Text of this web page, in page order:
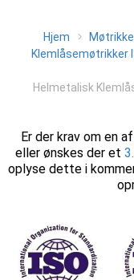
Hjem
Klemlåsemøtrikker
Helmetalisk
Er der krav om en
eller ønskes der et
oplyse dette i